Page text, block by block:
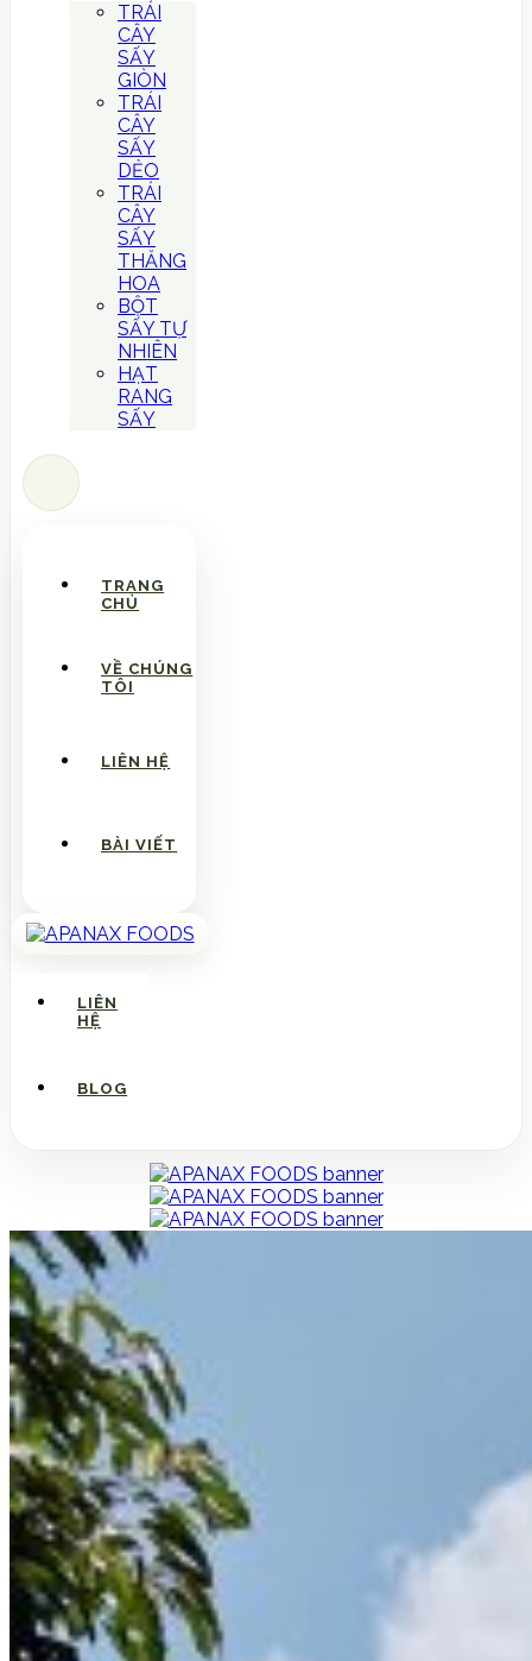
TRÁI
CÂY
SẤY
GIÒN
TRÁI
CÂY
SẤY
DẺO
TRÁI
CÂY
SẤY
THĂNG
HOA
BỘT
SẤY TỰ
NHIÊN
HẠT
RANG
SẤY
TRANG
CHỦ
VỀ CHÚNG
TÔI
LIÊN HỆ
BÀI VIẾT
LIÊN
HỆ
BLOG